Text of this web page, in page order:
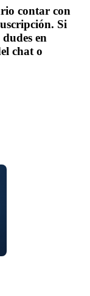
contar con
Si
en
chat o